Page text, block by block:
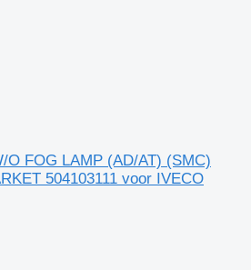
O FOG LAMP (AD/AT) (SMC)
504103111 voor IVECO